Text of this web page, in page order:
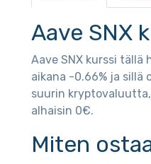
Aave SNX
Aave SNX kurssi
aikana -0.66% ja sillä
suurin
alhaisin 0€.
Miten